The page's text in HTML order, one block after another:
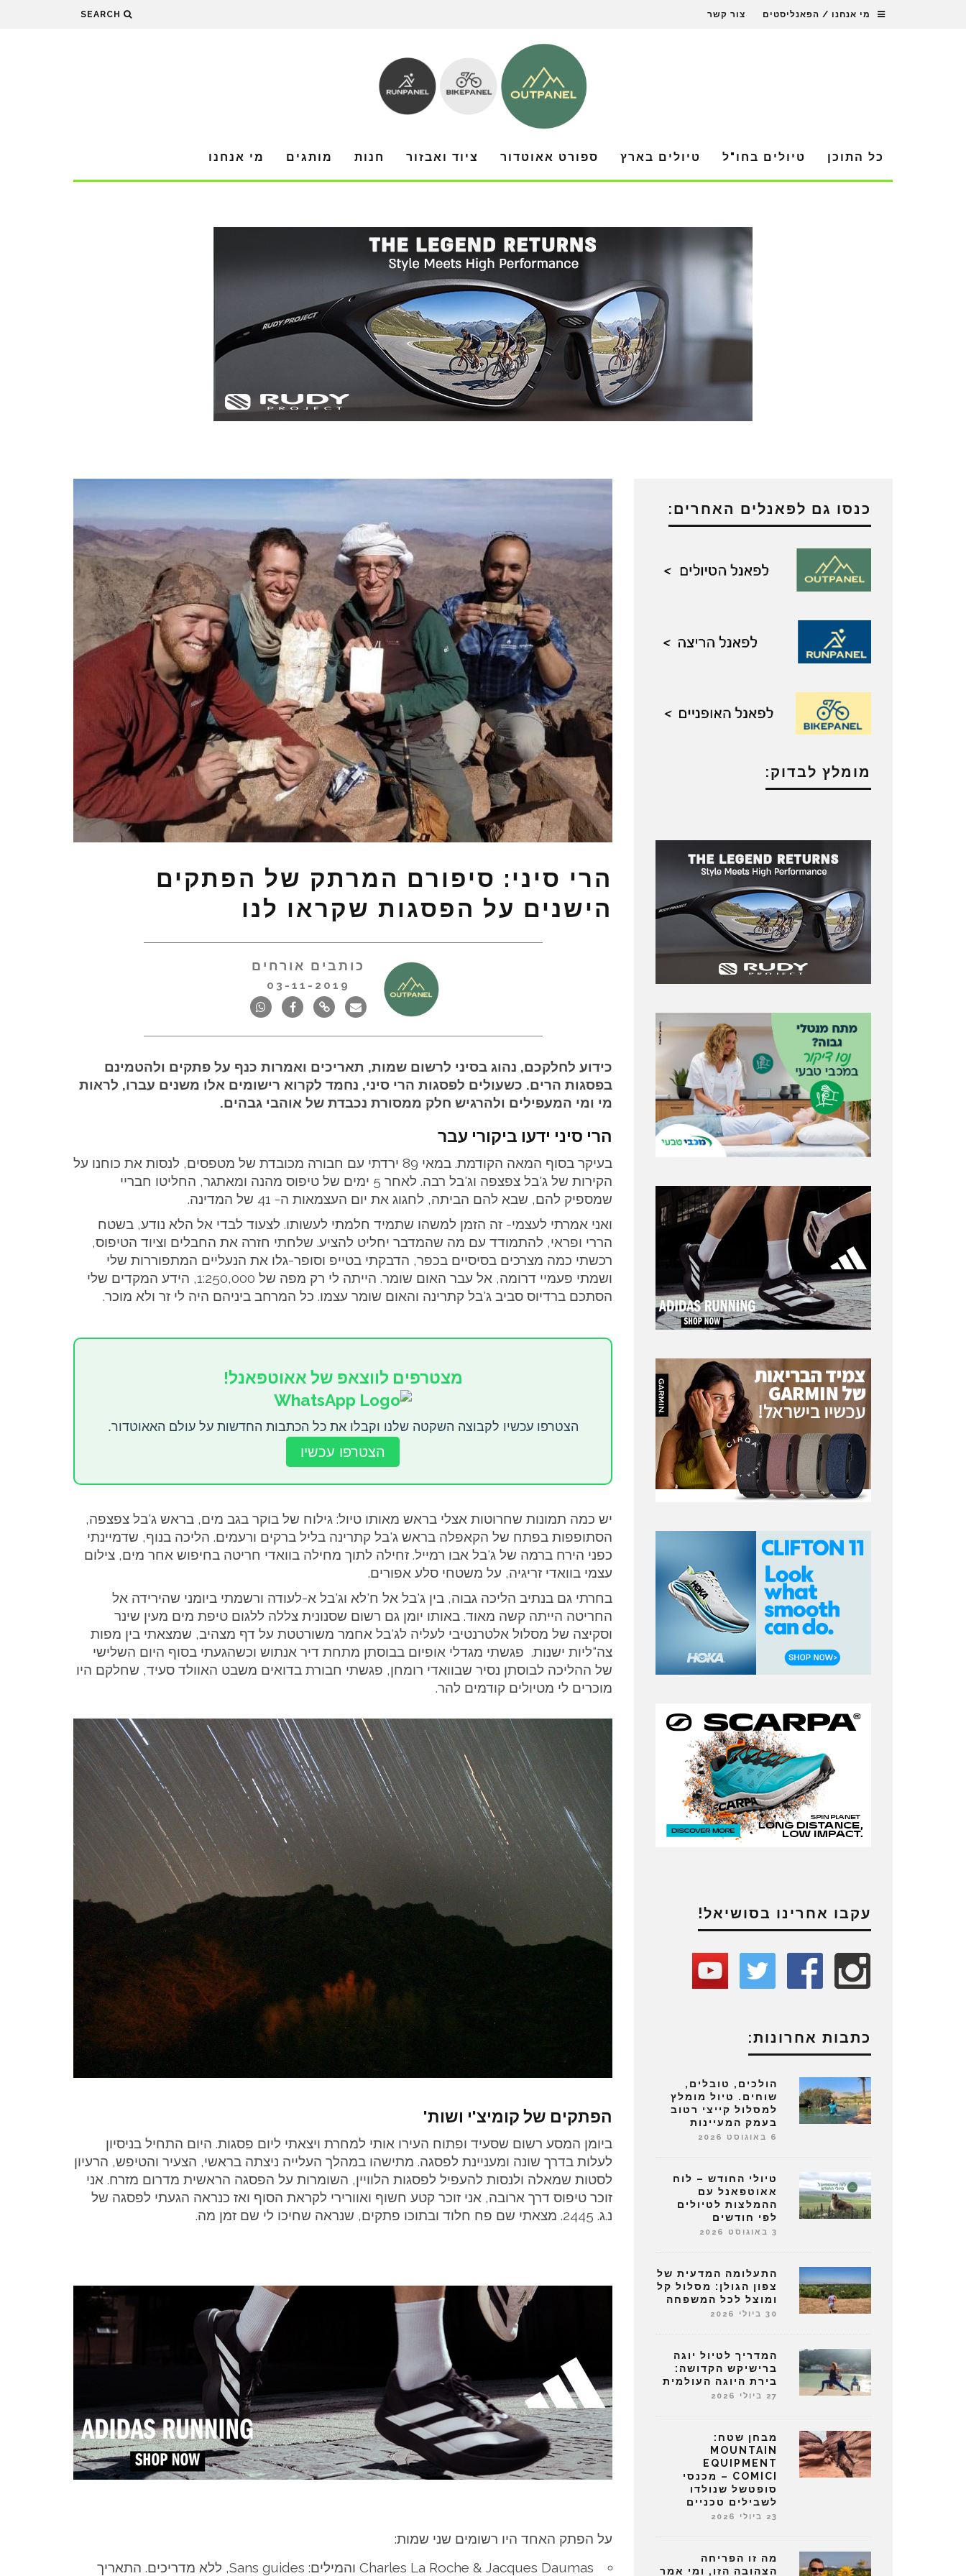
מי אנחנו / הפאנליסטים צור קשר SEARCH
כל התוכן טיולים בחו"ל טיולים בארץ ספורט אאוטדור ציוד ואבזור חנות מותגים מי אנחנו
הרי סיני: סיפורם המרתק של הפתקים
הישנים על הפסגות שקראו לנו
כותבים אורחים
03-11-2019
כידוע לחלקכם, נהוג בסיני לרשום שמות, תאריכים ואמרות כנף על פתקים ולהטמינם
בפסגות הרים. כשעולים לפסגות הרי סיני, נחמד לקרוא רישומים אלו משנים עברו, לראות
מי ומי המעפילים ולהרגיש חלק ממסורת נכבדת של אוהבי גבהים.
הרי סיני ידעו ביקורי עבר
בעיקר בסוף המאה הקודמת. במאי 89 ירדתי עם חבורה מכובדת של מטפסים, לנסות את כוחנו על
הקירות של ג'בל צפצפה וג'בל רבה. לאחר 5 ימים של טיפוס מהנה ומאתגר, החליטו חבריי
שמספיק להם, שבא להם הביתה, לחגוג את יום העצמאות ה- 41 של המדינה.
ואני אמרתי לעצמי- זה הזמן למשהו שתמיד חלמתי לעשותו. לצעוד לבדי אל הלא נודע, בשטח
הררי ופראי, להתמודד עם מה שהמדבר יחליט להציע. שלחתי חזרה את החבלים וציוד הטיפוס,
רכשתי כמה מצרכים בסיסיים בכפר, הדבקתי בטייפ וסופר-גלו את הנעליים המתפוררות שלי
ושמתי פעמיי דרומה, אל עבר האום שומר. הייתה לי רק מפה של 1:250,000, הידע המקדים שלי
הסתכם ברדיוס סביב ג'בל קתרינה והאום שומר עצמו. כל המרחב ביניהם היה לי זר ולא מוכר.
מצטרפים לווצאפ של אאוטפאנל!
הצטרפו עכשיו לקבוצה השקטה שלנו וקבלו את כל הכתבות החדשות על עולם האאוטדור.
הצטרפו עכשיו
יש כמה תמונות שחרוטות אצלי בראש מאותו טיול: גילוח של בוקר בגב מים, בראש ג'בל צפצפה,
הסתופפות בפתח של הקאפלה בראש ג'בל קתרינה בליל ברקים ורעמים. הליכה בנוף, שדמיינתי
כפני הירח ברמה של ג'בל אבו רמייל. זחילה לתוך מחילה בוואדי חריטה בחיפוש אחר מים, צילום
עצמי בוואדי זריגיה, על משטחי סלע אפורים.
בחרתי גם בנתיב הליכה גבוה, בין ג'בל אל ח'לא וג'בל א-לעודה ורשמתי ביומני שהירידה אל
החריטה הייתה קשה מאוד. באותו יומן גם רשום שסנונית צללה ללגום טיפת מים מעין שינר
וסקיצה של מסלול אלטרנטיבי לעליה לג'בל אחמר משורטטת על דף מצהיב, שמצאתי בין מפות
צה"ליות ישנות. פגשתי מגדלי אופיום בבוסתן מתחת דיר אנתוש וכשהגעתי בסוף היום השלישי
של ההליכה לבוסתן נסיר שבוואדי רומחן, פגשתי חבורת בדואים משבט האוולד סעיד, שחלקם היו
מוכרים לי מטיולים קודמים להר.
הפתקים של קומיצ'י ושות'
ביומן המסע רשום שסעיד ופתוח העירו אותי למחרת ויצאתי ליום פסגות. היום התחיל בניסיון
לעלות בדרך שונה ומעניינת לפסגה. מתישהו במהלך העלייה ניצתה בראשי, הצעיר והטיפש, הרעיון
לסטות שמאלה ולנסות להעפיל לפסגות הלוויין, השומרות על הפסגה הראשית מדרום מזרח. אני
זוכר טיפוס דרך ארובה, אני זוכר קטע חשוף ואוורירי לקראת הסוף ואז כנראה הגעתי לפסגה של
נ.ג. 2445. מצאתי שם פח חלוד ובתוכו פתקים, שנראה שחיכו לי שם זמן מה.
על הפתק האחד היו רשומים שני שמות:
Charles La Roche & Jacques Daumas והמילים: Sans guides, ללא מדריכים. התאריך
כנסו גם לפאנלים האחרים:
מומלץ לבדוק:
עקבו אחרינו בסושיאל!
כתבות אחרונות:
הולכים, טובלים,
שוחים. טיול מומלץ
למסלול קייצי רטוב
בעמק המעיינות
6 באוגוסט 2026
טיולי החודש – לוח
אאוטפאנל עם
ההמלצות לטיולים
לפי חודשים
3 באוגוסט 2026
התעלומה המדעית של
צפון הגולן: מסלול קל
ומוצל לכל המשפחה
30 ביולי 2026
המדריך לטיול יוגה
ברישיקש הקדושה:
בירת היוגה העולמית
27 ביולי 2026
מבחן שטח:
MOUNTAIN
EQUIPMENT
COMICI – מכנסי
סופטשל שנולדו
לשבילים טכניים
23 ביולי 2026
מה זו הפריחה
הצהובה הזו, ומי אמר